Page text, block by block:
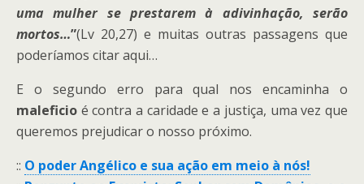
uma mulher se prestarem à adivinhação, serão
mortos…”(Lv 20,27) e muitas outras passagens que
poderíamos citar aqui…
E o segundo erro para qual nos encaminha o
maleficio é contra a caridade e a justiça, uma vez que
queremos prejudicar o nosso próximo.
:: O poder Angélico e sua ação em meio à nós!